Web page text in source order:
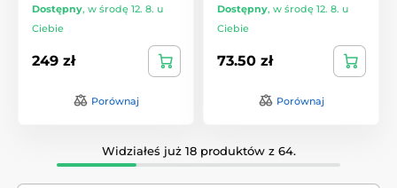
Dostępny, w środę 12. 8. u
Ciebie
249 zł
Porównaj
Dostępny, w środę 12. 8. u
Ciebie
73.50 zł
Porównaj
Widziałeś już 18 produktów z 64.